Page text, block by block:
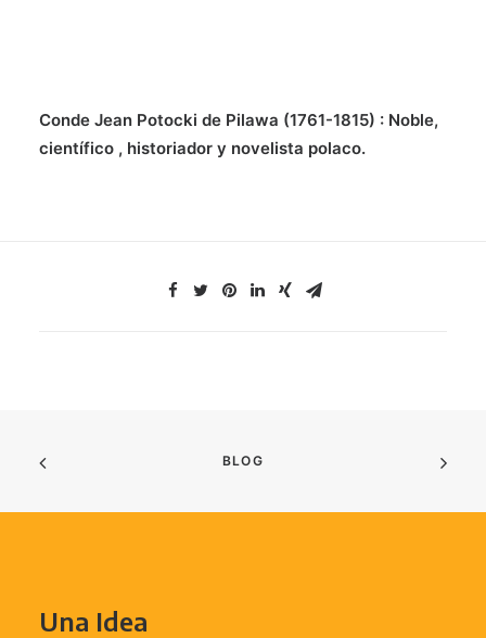
Conde Jean Potocki de Pilawa (1761-1815) : Noble,
científico , historiador y novelista polaco.
BLOG
Una Idea